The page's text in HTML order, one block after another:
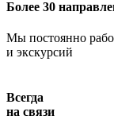
Более 30
Мы постоянно
и экскурсий
Всегда
на связи